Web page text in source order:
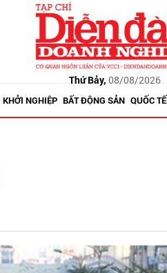
Thứ Bảy, 08/08/2026
KHỞI NGHIỆP BẤT ĐỘNG SẢN QUỐC TẾ